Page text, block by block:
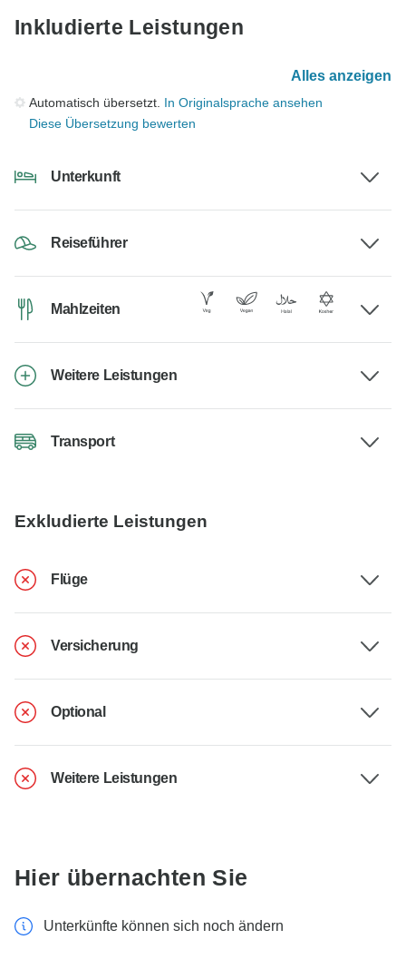
Inkludierte Leistungen
Alles anzeigen
Automatisch übersetzt. In Originalsprache ansehen
Diese Übersetzung bewerten
Unterkunft
Reiseführer
Mahlzeiten
Weitere Leistungen
Transport
Exkludierte Leistungen
Flüge
Versicherung
Optional
Weitere Leistungen
Hier übernachten Sie
Unterkünfte können sich noch ändern